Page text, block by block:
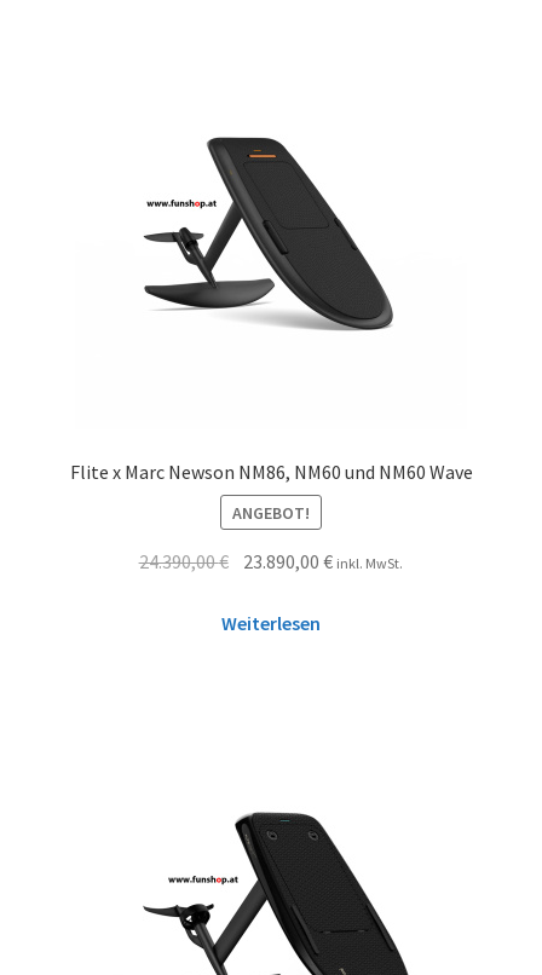
Flite x Marc Newson NM86, NM60 und NM60 Wave
ANGEBOT!
24.390,00€ 23.890,00€ inkl. MwSt.
Weiterlesen